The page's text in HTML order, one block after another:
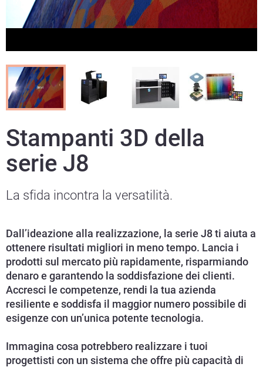
Stampanti 3D della
serie J8
La sfida incontra la versatilità.
Dall’ideazione alla realizzazione, la serie J8 ti aiuta a
ottenere risultati migliori in meno tempo. Lancia i
prodotti sul mercato più rapidamente, risparmiando
denaro e garantendo la soddisfazione dei clienti.
Accresci le competenze, rendi la tua azienda
resiliente e soddisfa il maggior numero possibile di
esigenze con un’unica potente tecnologia.
Immagina cosa potrebbero realizzare i tuoi
progettisti con un sistema che offre più capacità di